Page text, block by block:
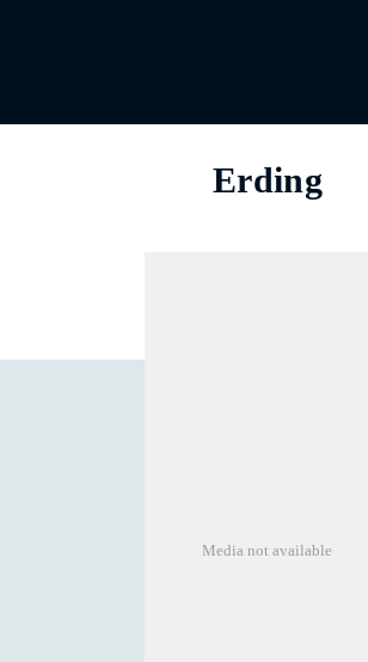
Erding
Media not available